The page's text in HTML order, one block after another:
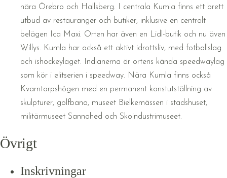
nära Örebro och Hallsberg. I centrala Kumla finns ett brett
utbud av restauranger och butiker, inklusive en centralt
belägen Ica Maxi. Orten har även en Lidl-butik och nu även
Willys. Kumla har också ett aktivt idrottsliv, med fotbollslag
och ishockeylaget. Indianerna är ortens kända speedwaylag
som kör i elitserien i speedway. Nära Kumla finns också
Kvarntorpshögen med en permanent konstutställning av
skulpturer, golfbana, museet Bielkemässen i stadshuset,
militärmuseet Sannahed och Skoindustrimuseet.
Övrigt
Inskrivningar